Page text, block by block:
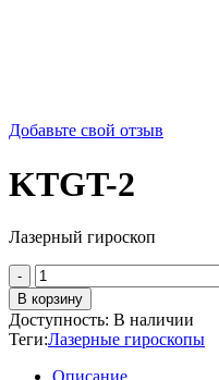
Добавьте свой отзыв
KTGT-2
Лазерный гироскоп
Количество
товара
KTGT-
2
В корзину
Доступность: В наличии
Теги:Лазерные гироскопы
Описание